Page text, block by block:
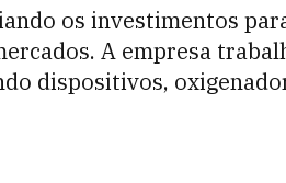
os investimentos
A empresa
dispositivos,